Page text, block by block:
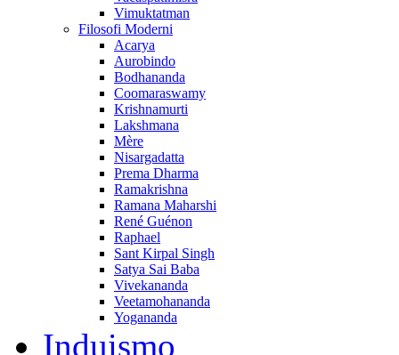
Vimuktatman
Filosofi Moderni
Acarya
Aurobindo
Bodhananda
Coomaraswamy
Krishnamurti
Lakshmana
Mère
Nisargadatta
Prema Dharma
Ramakrishna
Ramana Maharshi
René Guénon
Raphael
Sant Kirpal Singh
Satya Sai Baba
Vivekananda
Veetamohananda
Yogananda
Induismo